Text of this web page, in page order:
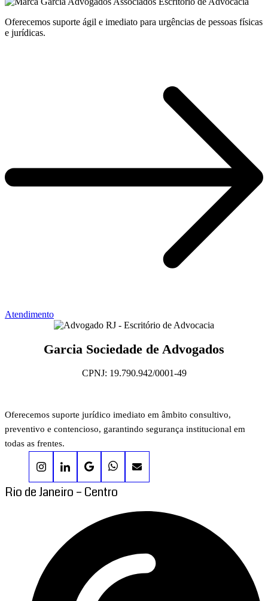
Oferecemos suporte ágil e imediato para urgências de pessoas físicas
e jurídicas.
Atendimento
Garcia Sociedade de Advogados
CPNJ: 19.790.942/0001-49
Oferecemos suporte jurídico imediato em âmbito consultivo,
preventivo e contencioso, garantindo segurança institucional em
todas as frentes.
Rio de Janeiro – Centro